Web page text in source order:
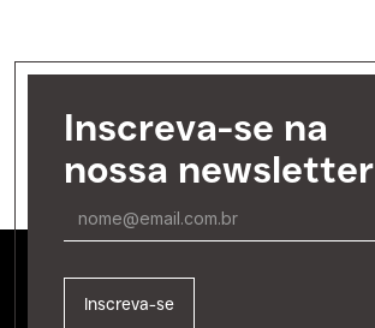
Inscreva-se na
nossa newsletter